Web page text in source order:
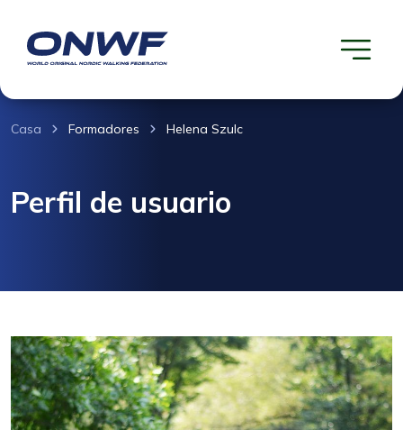
Casa Formadores Helena Szulc
Perfil de usuario